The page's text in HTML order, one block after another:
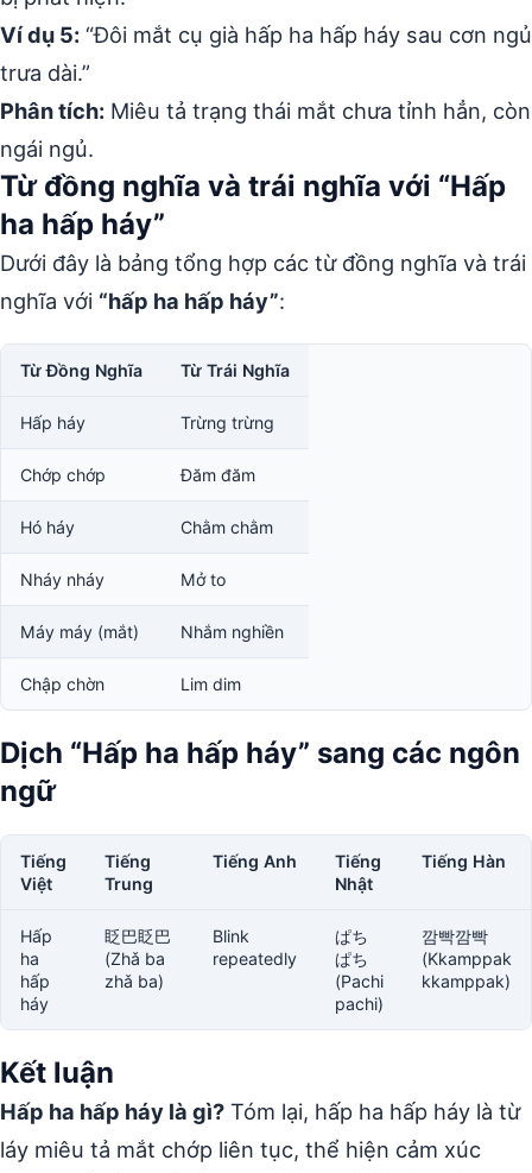
Ví dụ 5: “Đôi mắt cụ già hấp ha hấp háy sau cơn ngủ
trưa dài.”
Phân tích: Miêu tả trạng thái mắt chưa tỉnh hẳn, còn
ngái ngủ.
Từ đồng nghĩa và trái nghĩa với “Hấp
ha hấp háy”
Dưới đây là bảng tổng hợp các từ đồng nghĩa và trái
nghĩa với “hấp ha hấp háy”:
Từ Đồng Nghĩa Từ Trái Nghĩa
Hấp háy Trừng trừng
Chớp chớp Đăm đăm
Hó háy Chằm chằm
Nháy nháy Mở to
Máy máy (mắt) Nhắm nghiền
Chập chờn Lim dim
Dịch “Hấp ha hấp háy” sang các ngôn
ngữ
Tiếng
Việt
Tiếng
Trung
Tiếng Anh
Tiếng
Nhật
Tiếng Hàn
Hấp
ha
hấp
háy
眨巴眨巴
(Zhǎ ba
zhǎ ba)
Blink
repeatedly
ぱち
ぱち
(Pachi
pachi)
깜빡깜빡
(Kkamppak
kkamppak)
Kết luận
Hấp ha hấp háy là gì? Tóm lại, hấp ha hấp háy là từ
láy miêu tả mắt chớp liên tục, thể hiện cảm xúc